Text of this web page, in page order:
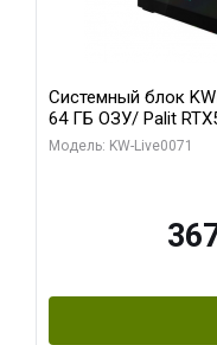
Системный блок
64 ГБ ОЗУ/ Palit
GDDR7 256bit 3xDP
Модель: KW-Live0071